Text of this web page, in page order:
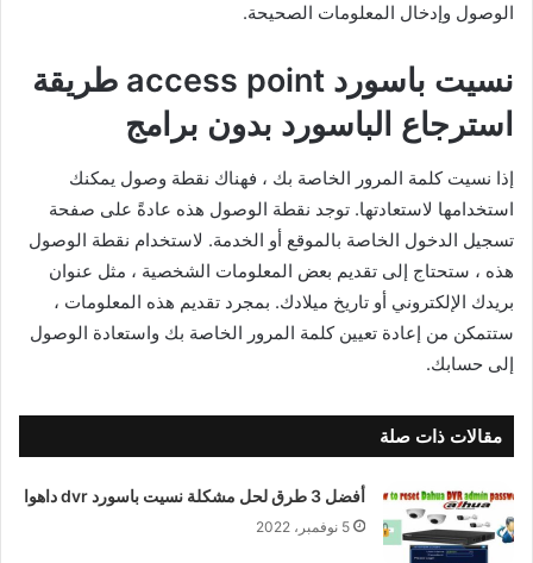
الوصول وإدخال المعلومات الصحيحة.
نسيت باسورد access point طريقة
استرجاع الباسورد بدون برامج
إذا نسيت كلمة المرور الخاصة بك ، فهناك نقطة وصول يمكنك
استخدامها لاستعادتها. توجد نقطة الوصول هذه عادةً على صفحة
تسجيل الدخول الخاصة بالموقع أو الخدمة. لاستخدام نقطة الوصول
هذه ، ستحتاج إلى تقديم بعض المعلومات الشخصية ، مثل عنوان
بريدك الإلكتروني أو تاريخ ميلادك. بمجرد تقديم هذه المعلومات ،
ستتمكن من إعادة تعيين كلمة المرور الخاصة بك واستعادة الوصول
إلى حسابك.
مقالات ذات صلة
أفضل 3 طرق لحل مشكلة نسيت باسورد dvr داهوا
5 نوفمبر، 2022